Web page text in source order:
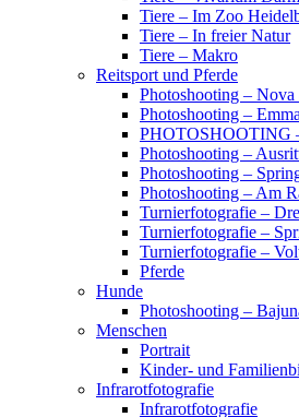
Tiere – Im Zoo
Tiere – In freier Natur
Tiere – Makro
Reitsport und Pferde
Photoshooting –
Photoshooting –
Photoshooting –
Photoshooting –
Photoshooting – Am
Turnierfotografie –
Turnierfotografie –
Turnierfotografie –
Pferde
Hunde
Photoshooting –
Menschen
Portrait
Kinder- und
Infrarotfotografie
Infrarotfotografie